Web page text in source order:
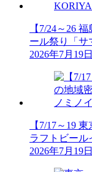
【7/24～26
ール祭り「サ
2026年7月19日
【7/17～19
ラフトビール
2026年7月19日